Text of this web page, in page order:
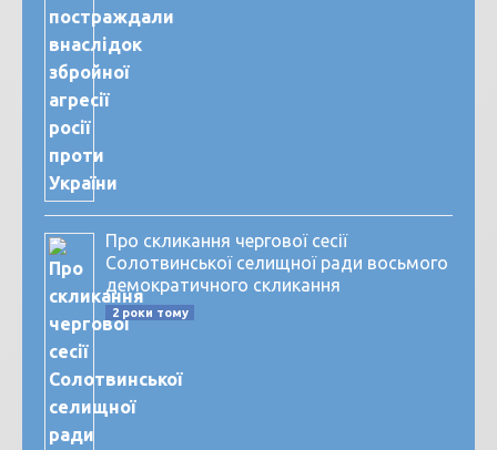
Про скликання чергової сесії
Солотвинської селищної ради восьмого
демократичного скликання
2 роки тому